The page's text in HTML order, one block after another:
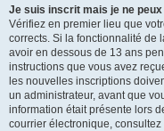
Je suis inscrit mais je ne
Vérifiez en premier lieu que
corrects. Si la fonctionnalité de
avoir en dessous de 13 ans
instructions que vous avez
les nouvelles inscriptions
un administrateur, avant que
information était présente lors
courrier électronique,